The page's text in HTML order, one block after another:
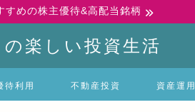
すめの株主優待&高配当銘柄
の楽しい投資生活
待利用 不動産投資 資産運用